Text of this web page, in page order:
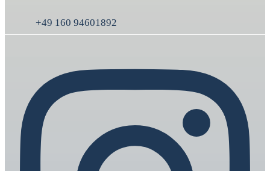
+49 160 94601892